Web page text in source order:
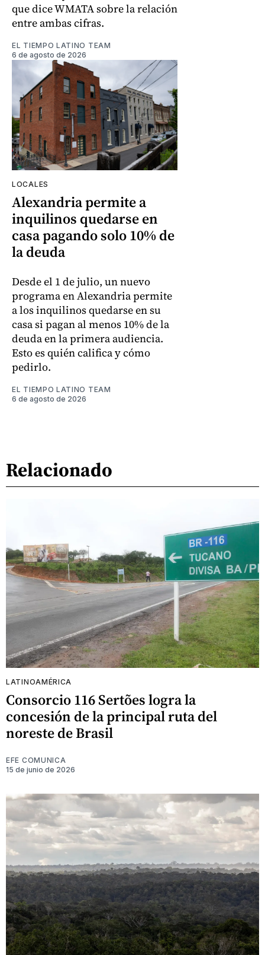
que dice WMATA sobre la relación
entre ambas cifras.
EL TIEMPO LATINO TEAM
6 de agosto de 2026
LOCALES
Alexandria permite a
inquilinos quedarse en
casa pagando solo 10% de
la deuda
Desde el 1 de julio, un nuevo
programa en Alexandria permite
a los inquilinos quedarse en su
casa si pagan al menos 10% de la
deuda en la primera audiencia.
Esto es quién califica y cómo
pedirlo.
EL TIEMPO LATINO TEAM
6 de agosto de 2026
Relacionado
LATINOAMÉRICA
Consorcio 116 Sertões logra la
concesión de la principal ruta del
noreste de Brasil
EFE COMUNICA
15 de junio de 2026